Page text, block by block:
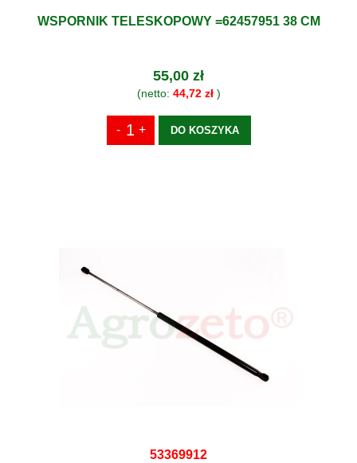
WSPORNIK TELESKOPOWY =62457951 38 CM
55,00 zł
(netto: 44,72 zł)
DO KOSZYKA
53369912